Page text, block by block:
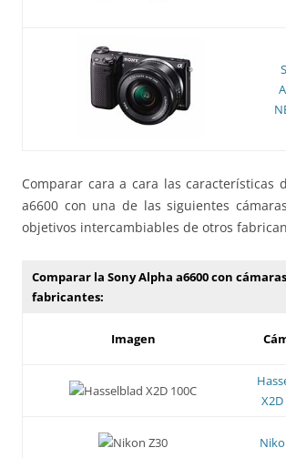
Comparar cara a cara las características
a6600 con una de las siguientes
objetivos intercambiables de otros
Comparar la Sony Alpha a6600 con
fabricantes:
Imagen
X2D